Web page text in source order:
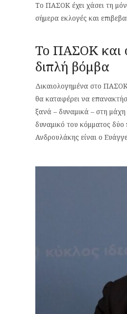
Το ΠΑΣΟΚ έχει χάσει τη
σήμερα εκλογές και
Το ΠΑΣΟΚ και
διπλή βόμβα
Δικαιολογημένα στο
θα καταφέρει να
ξανά – δυναμικά – στη
δυναμικό του κόμματος
Ανδρουλάκης είναι ο